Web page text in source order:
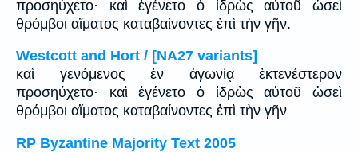
προσηύχετο· καὶ ἐγένετο ὁ ἱδρὼς αὐτοῦ ὡσεὶ
θρόμβοι αἵματος καταβαίνοντες ἐπὶ τὴν γῆν.
Westcott and Hort / [NA27 variants]
καὶ γενόμενος ἐν ἀγωνίᾳ ἐκτενέστερον
προσηύχετο· καὶ ἐγένετο ὁ ἱδρὼς αὐτοῦ ὡσεὶ
θρόμβοι αἵματος καταβαίνοντες ἐπὶ τὴν γῆν
RP Byzantine Majority Text 2005